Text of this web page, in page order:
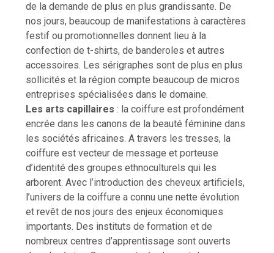
de la demande de plus en plus grandissante. De
nos jours, beaucoup de manifestations à caractères
festif ou promotionnelles donnent lieu à la
confection de t-shirts, de banderoles et autres
accessoires. Les sérigraphes sont de plus en plus
sollicités et la région compte beaucoup de micros
entreprises spécialisées dans le domaine.
Les arts capillaires : la coiffure est profondément
encrée dans les canons de la beauté féminine dans
les sociétés africaines. A travers les tresses, la
coiffure est vecteur de message et porteuse
d’identité des groupes ethnoculturels qui les
arborent. Avec l’introduction des cheveux artificiels,
l’univers de la coiffure a connu une nette évolution
et revêt de nos jours des enjeux économiques
importants. Des instituts de formation et de
nombreux centres d’apprentissage sont ouverts